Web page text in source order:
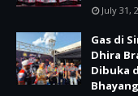
July 31,
Gas di
Dhira
Dibuka